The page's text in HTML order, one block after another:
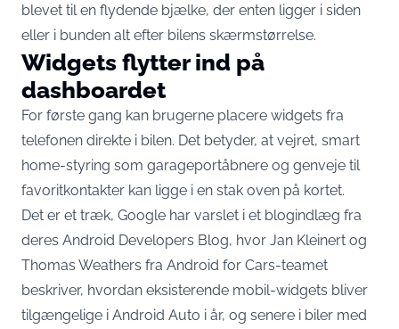
blevet til en flydende bjælke, der enten ligger i siden
eller i bunden alt efter bilens skærmstørrelse.
Widgets flytter ind på
dashboardet
For første gang kan brugerne placere widgets fra
telefonen direkte i bilen. Det betyder, at vejret, smart
home-styring som garageportåbnere og genveje til
favoritkontakter kan ligge i en stak oven på kortet.
Det er et træk, Google har varslet i et blogindlæg fra
deres Android Developers Blog, hvor Jan Kleinert og
Thomas Weathers fra Android for Cars-teamet
beskriver, hvordan eksisterende mobil-widgets bliver
tilgængelige i Android Auto i år, og senere i biler med